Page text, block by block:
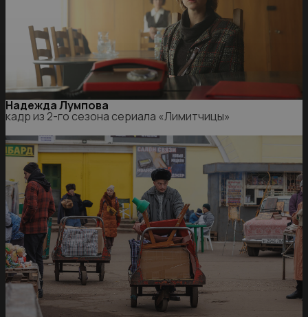
Надежда Лумпова
кадр из 2-го сезона сериала «Лимитчицы»